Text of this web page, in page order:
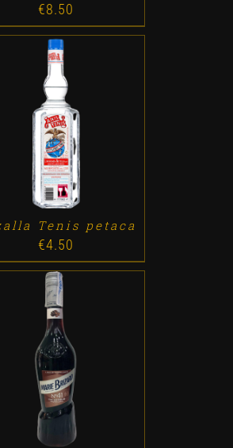
€8.50
TO CART / DETALLES
Tenis petaca
€4.50
TO CART /